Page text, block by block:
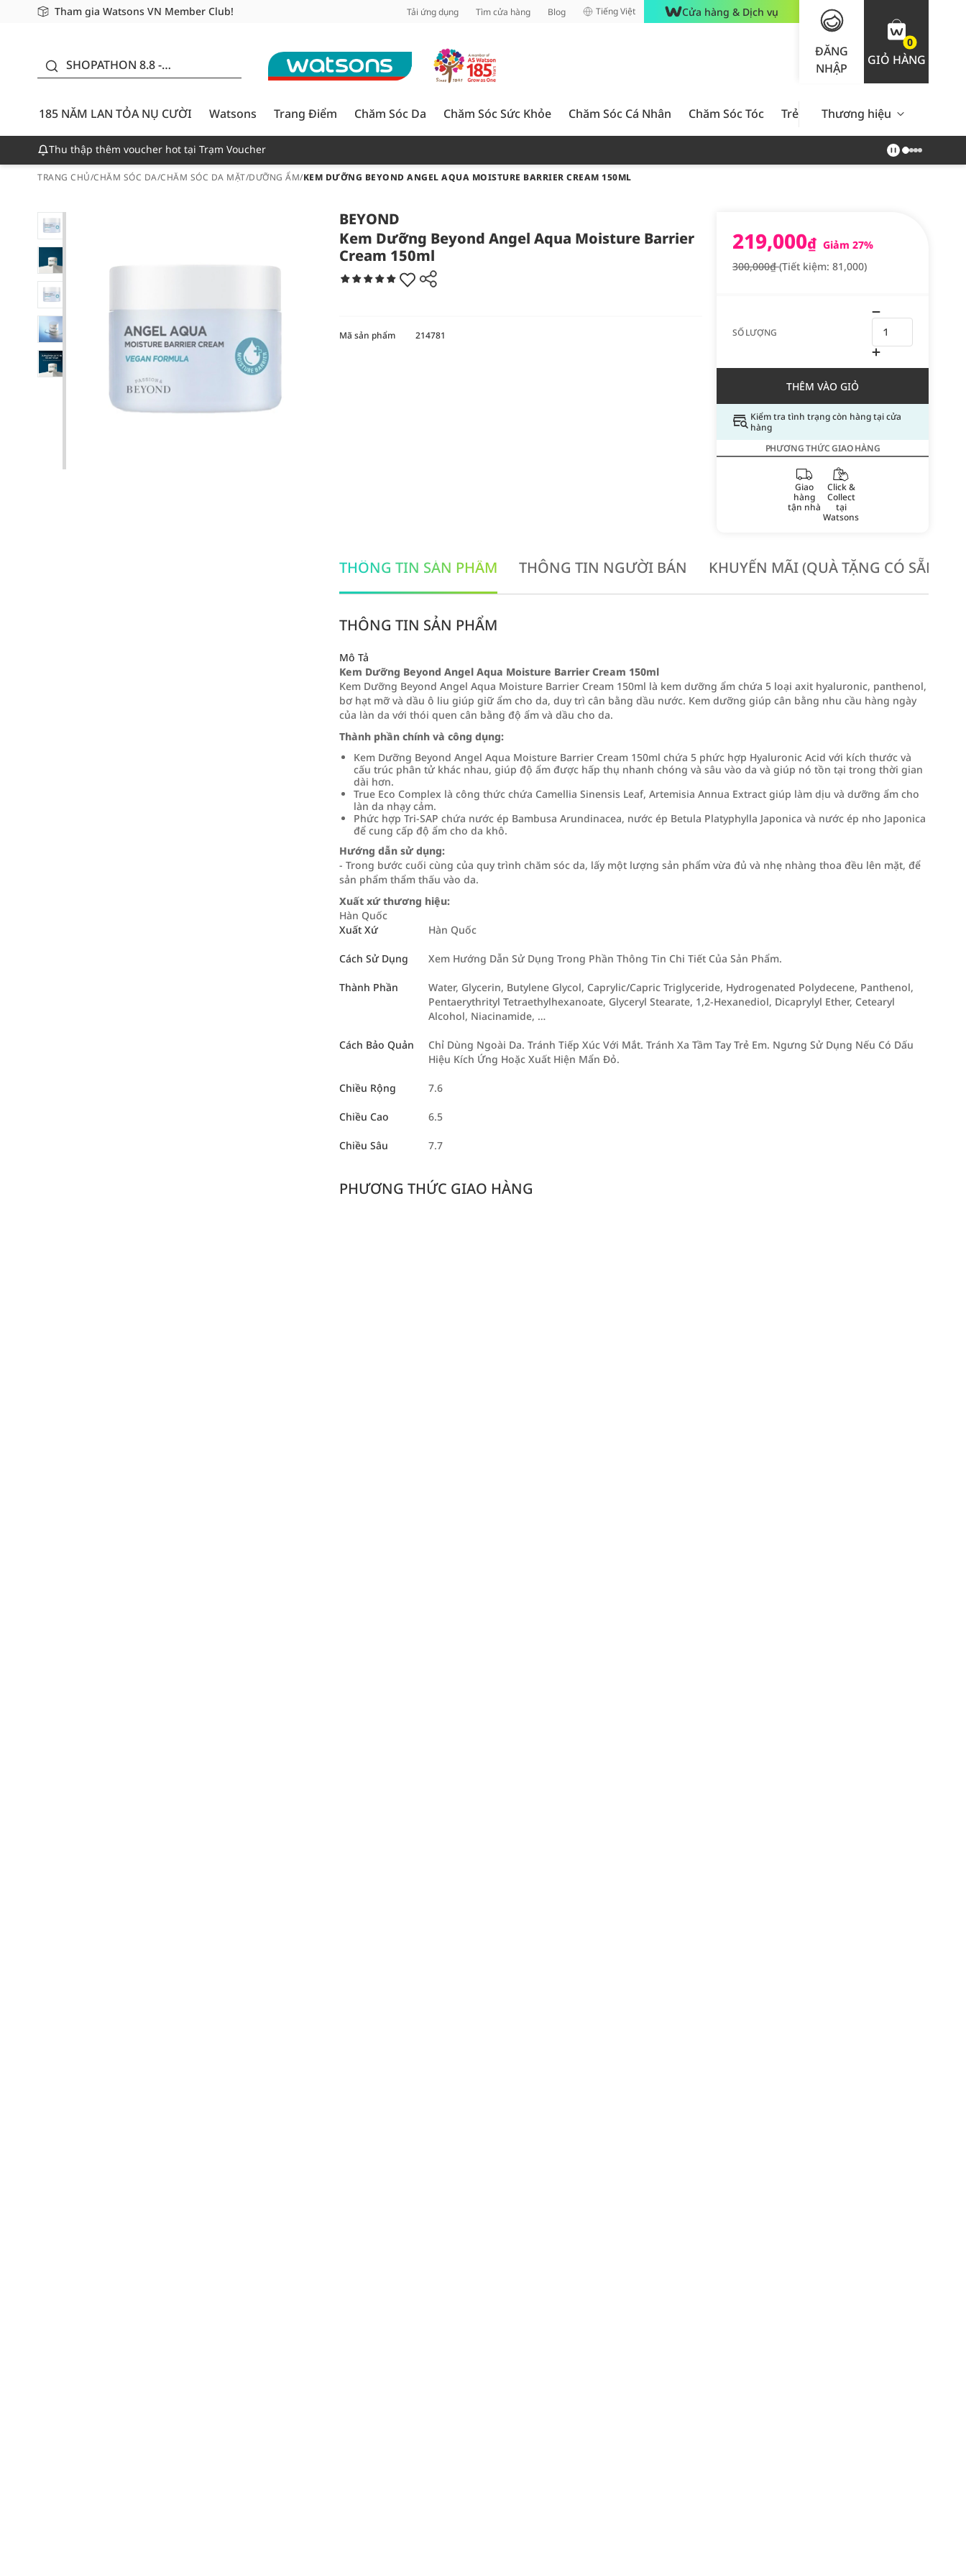
Tham gia Watsons VN Member Club!
Miễn phí giao hàng cho đơn hàng từ 249,000Đ
Giao hàng nhanh 24h - Áp dụng khu vực TP. Hồ Chí Minh Tải ứng dụng Tìm cửa hàng Blog Tiếng Việt Cửa hàng & Dịch vụ
ĐĂNG
NHẬP
0
GIỎ HÀNG
SHOPATHON 8.8 -
CƯỜI - GIẢM ĐẾN
50%
185 NĂM LAN TỎA NỤ CƯỜI
Watsons Trang Điểm Chăm Sóc Da Chăm Sóc Sức Khỏe Chăm Sóc Cá Nhân Chăm Sóc Tóc Trẻ Em Nam Giới Chăm Sóc
Thương hiệu
Thu thập thêm voucher hot tại Trạm Voucher
TRANG CHỦ/CHĂM SÓC DA/CHĂM SÓC DA MẶT/DƯỠNG ẨM/KEM DƯỠNG BEYOND ANGEL AQUA MOISTURE BARRIER CREAM 150ML
BEYOND
Kem Dưỡng Beyond Angel Aqua Moisture Barrier
Cream 150ml
219,000₫ Giảm 27%
300,000₫(Tiết kiệm: 81,000)
SỐ LƯỢNG
THÊM VÀO GIỎ
Kiểm tra tình trạng còn hàng tại cửa
hàng
PHƯƠNG THỨC GIAO HÀNG
Giao
hàng
tận nhà
Click &
Collect
tại
Watsons
Mã sản phẩm 214781
THÔNG TIN SẢN PHẨM THÔNG TIN NGƯỜI BÁN KHUYẾN MÃI (QUÀ TẶNG CÓ SẴN
THÔNG TIN SẢN PHẨM
Mô Tả
Kem Dưỡng Beyond Angel Aqua Moisture Barrier Cream 150ml
Kem Dưỡng Beyond Angel Aqua Moisture Barrier Cream 150ml là kem dưỡng ẩm chứa 5 loại axit hyaluronic, panthenol,
bơ hạt mỡ và dầu ô liu giúp giữ ẩm cho da, duy trì cân bằng dầu nước. Kem dưỡng giúp cân bằng nhu cầu hàng ngày
của làn da với thói quen cân bằng độ ẩm và dầu cho da.
Thành phần chính và công dụng:
Kem Dưỡng Beyond Angel Aqua Moisture Barrier Cream 150ml chứa 5 phức hợp Hyaluronic Acid với kích thước và
cấu trúc phân tử khác nhau, giúp độ ẩm được hấp thụ nhanh chóng và sâu vào da và giúp nó tồn tại trong thời gian
dài hơn.
True Eco Complex là công thức chứa Camellia Sinensis Leaf, Artemisia Annua Extract giúp làm dịu và dưỡng ẩm cho
làn da nhạy cảm.
Phức hợp Tri-SAP chứa nước ép Bambusa Arundinacea, nước ép Betula Platyphylla Japonica và nước ép nho Japonica
để cung cấp độ ẩm cho da khô.
Hướng dẫn sử dụng:
- Trong bước cuối cùng của quy trình chăm sóc da, lấy một lượng sản phẩm vừa đủ và nhẹ nhàng thoa đều lên mặt, để
sản phẩm thẩm thấu vào da.
Xuất xứ thương hiệu:
Hàn Quốc
Xuất Xứ
Hàn Quốc
Cách Sử Dụng Xem Hướng Dẫn Sử Dụng Trong Phần Thông Tin Chi Tiết Của Sản Phẩm.
Thành Phần
Water, Glycerin, Butylene Glycol, Caprylic/Capric Triglyceride, Hydrogenated Polydecene, Panthenol,
Pentaerythrityl Tetraethylhexanoate, Glyceryl Stearate, 1,2-Hexanediol, Dicaprylyl Ether, Cetearyl
Alcohol, Niacinamide, …
Cách Bảo Quản
Chỉ Dùng Ngoài Da. Tránh Tiếp Xúc Với Mắt. Tránh Xa Tầm Tay Trẻ Em. Ngưng Sử Dụng Nếu Có Dấu
Hiệu Kích Ứng Hoặc Xuất Hiện Mẩn Đỏ.
Chiều Rộng 7.6
Chiều Cao 6.5
Chiều Sâu 7.7
PHƯƠNG THỨC GIAO HÀNG